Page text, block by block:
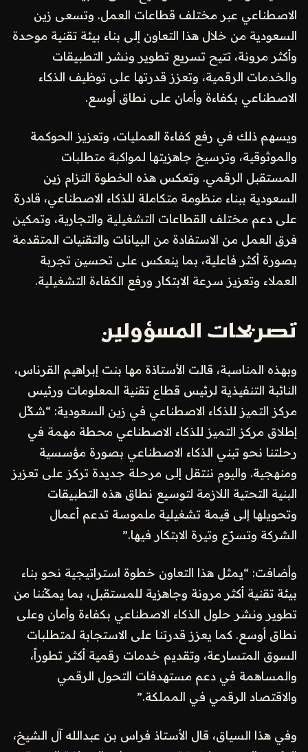
الاصطناعي عبر مختلف قطاعات العمل. وتسعى زين
السعودية من خلال هذا التعاون إلى بناء بيئة تقنية موحدة
وأكثر مرونة، تتيح تسريع تطوير ونشر التطبيقات
والخدمات الرقمية، وتعزز قدرتها على توظيف الذكاء
الاصطناعي بكفاءة وأمان على نطاق أوسع.
ويسهم ذلك في رفع كفاءة العمليات، وتعزيز الحوكمة
والموثوقية، وترسيخ جاهزيتها لمواكبة متطلبات
المستقبل الرقمي. وتعكس هذه الخطوة التزام زين
السعودية ببناء منظومة متكاملة للذكاء الاصطناعي، قادرة
على دعم مختلف القطاعات التشغيلية والتجارية، وتمكين
فرق العمل من الاستفادة من البيانات والتقنيات المتقدمة
بصورة أكثر فاعلية، بما ينعكس على تحسين تجربة
العملاء وتعزيز سرعة الابتكار ورفع الكفاءة التشغيلية.
تصريحات المسؤولين
وبهذه المناسبة، قالت الأستاذة مها بنت إبراهيم القرناس،
النائبة التنفيذية لرئيس قطاع تقنية المعلومات ورئيس
مركز التميز للذكاء الاصطناعي في زين السعودية: “شكّل
إطلاق مركز التميز للذكاء الاصطناعي محطة مهمة في
رحلتنا نحو تبني الذكاء الاصطناعي بصورة مؤسسية
ومنهجية. واليوم ننتقل إلى مرحلة جديدة تركز على تعزيز
البنية التحتية اللازمة لتوسيع نطاق هذه التطبيقات
وتحويلها إلى قيمة تشغيلية ملموسة تدعم أعمال
الشركة وتسرّع وتيرة الابتكار فيها.”
وأضافت: “يمثل هذا التعاون خطوة استراتيجية نحو بناء
بيئة تقنية أكثر مرونة وجاهزية للمستقبل، بما يمكّننا من
تطوير ونشر حلول الذكاء الاصطناعي بكفاءة وأمان وعلى
نطاق أوسع. كما يعزز قدرتنا على الاستجابة لمتطلبات
السوق المتسارعة، وتقديم خدمات رقمية أكثر تطوراً،
والمساهمة في دعم مستهدفات التحول الرقمي
والاقتصاد الرقمي في المملكة.”
وفي هذا السياق، قال الأستاذ فراس بن عبدالله آل الشيخ،